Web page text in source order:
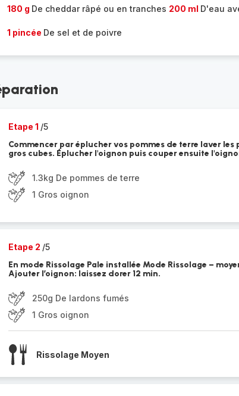
180 g De cheddar râpé ou en tranches 200 ml D'eau
1 pincée De sel et de poivre
Etape 1 /5
Commencer par éplucher vos pommes de terre laver les
gros cubes. Éplucher l'oignon puis couper ensuite
1.3kg De pommes de terre
1 Gros oignon
Etape 2 /5
En mode Rissolage Pale installée Mode Rissolage –
Ajouter l’oignon: laissez dorer 12 min.
250g De lardons fumés
1 Gros oignon
Rissolage Moyen